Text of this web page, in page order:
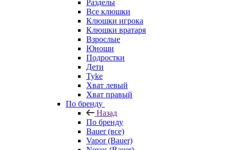
Разделы
Все клюшки
Клюшки игрока
Клюшки вратаря
Взрослые
Юноши
Подростки
Дети
Tyke
Хват левый
Хват правый
По бренду
Назад
По бренду
Bauer (все)
Vapor (Bauer)